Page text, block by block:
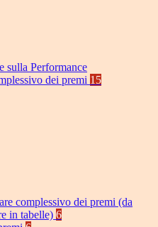
sulla Performance
dei premi 15
complessivo dei premi (da
in tabelle) 6